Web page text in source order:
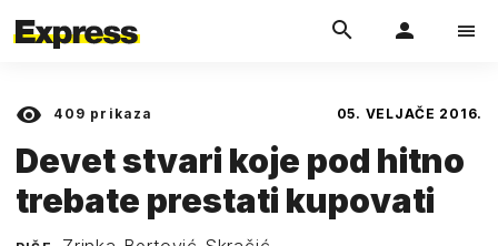
409 prikaza 05. VELJAČE 2016.
Devet stvari koje pod hitno
trebate prestati kupovati